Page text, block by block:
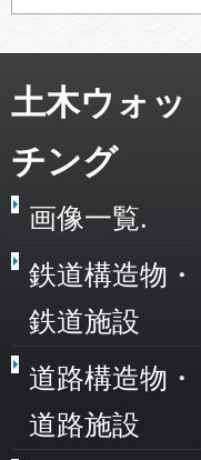
土木ウォッ
チング
画像一覧.
鉄道構造物・
鉄道施設
道路構造物・
道路施設